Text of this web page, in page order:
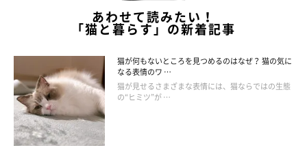
あわせて読みたい！
「猫と暮らす」の新着記事
猫が何もないところを見つめるのはなぜ？ 猫の気に
なる表情のワ …
猫が見せるさまざまな表情には、猫ならではの生態
の“ヒミツ”が …